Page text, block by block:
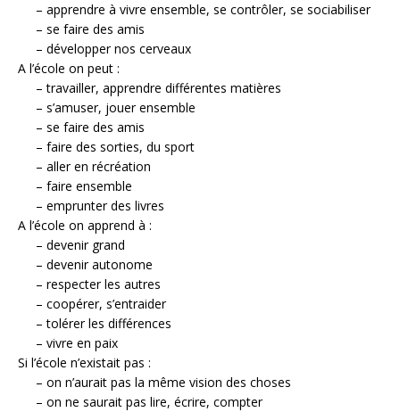
– apprendre à vivre ensemble, se contrôler, se sociabiliser
– se faire des amis
– développer nos cerveaux
A l’école on peut :
– travailler, apprendre différentes matières
– s’amuser, jouer ensemble
– se faire des amis
– faire des sorties, du sport
– aller en récréation
– faire ensemble
– emprunter des livres
A l’école on apprend à :
– devenir grand
– devenir autonome
– respecter les autres
– coopérer, s’entraider
– tolérer les différences
– vivre en paix
Si l’école n’existait pas :
– on n’aurait pas la même vision des choses
– on ne saurait pas lire, écrire, compter